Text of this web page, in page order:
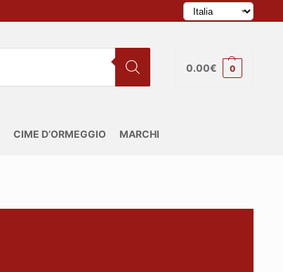
0.00€ 0
CIME D’ORMEGGIO MARCHI